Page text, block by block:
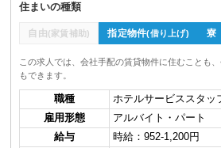
住まいの種類
自由(家賃補助) 指定物件(借り上げ) 寮
この求人では、会社手配の賃貸物件に住むことも
もできます。
職種
ホテルサービススタッ
雇用形態
アルバイト・パート
給与
時給：952-1,200円